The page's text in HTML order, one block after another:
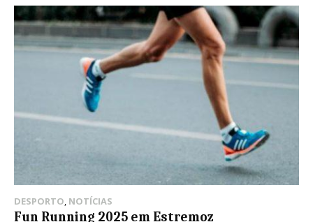
DESPORTO, NOTÍCIAS
Fun Running 2025 em Estremoz